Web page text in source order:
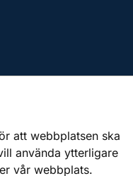
att webbplatsen ska
använda ytterligare
vår webbplats.